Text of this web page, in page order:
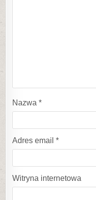
Nazwa*
Adres email*
Witryna internetowa